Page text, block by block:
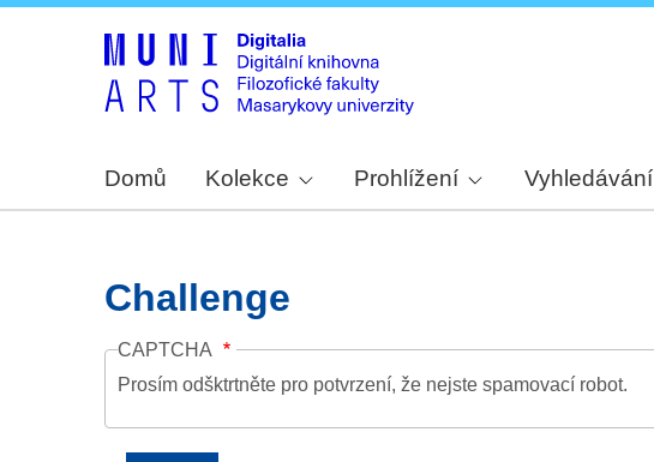
Domů Kolekce Prohlížení Vyhledávání
Challenge
CAPTCHA
Prosím odšktrtněte pro potvrzení, že nejste spamovací robot.